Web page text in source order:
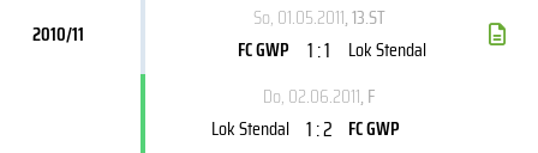
2010/11
So, 01.05.2011, 13.ST
FC GWP 1 : 1
Lok Stendal
Do, 02.06.2011, F
Lok Stendal 1 : 2 FC GWP